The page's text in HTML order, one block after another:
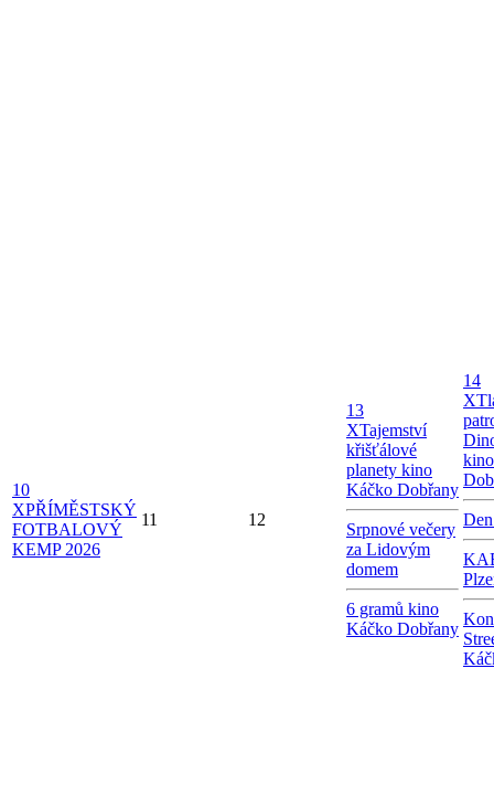
10
XPŘÍMĚSTSKÝ
FOTBALOVÝ
KEMP 2026
11 12
13
XTajemství
křišťálové
planety kino
Káčko Dobřany
Srpnové večery
za Lidovým
domem
6 gramů kino
Káčko Dobřany
14
X